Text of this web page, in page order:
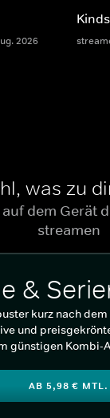
2026
was zu
dem Gerät
streamen
&
kurz nach dem
und
günstigen Kombi-
AB 5,98 € MTL.